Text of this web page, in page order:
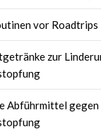
vor Roadtrips
zur
Abführmittel gegen